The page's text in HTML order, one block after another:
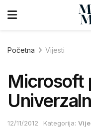
Početna Vijesti
Microsoft
12/11/2012 Kategorija: